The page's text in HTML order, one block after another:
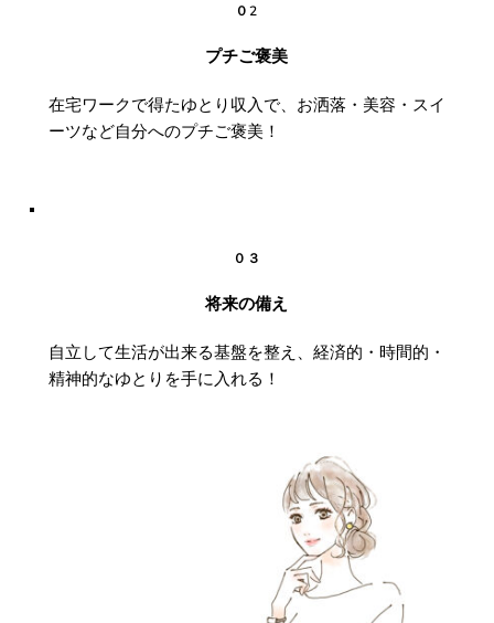
０2
プチご褒美
在宅ワークで得たゆとり収入で、お洒落・美容・スイ
ーツなど自分へのプチご褒美！
０３
将来の備え
自立して生活が出来る基盤を整え、経済的・時間的・
精神的なゆとりを手に入れる！